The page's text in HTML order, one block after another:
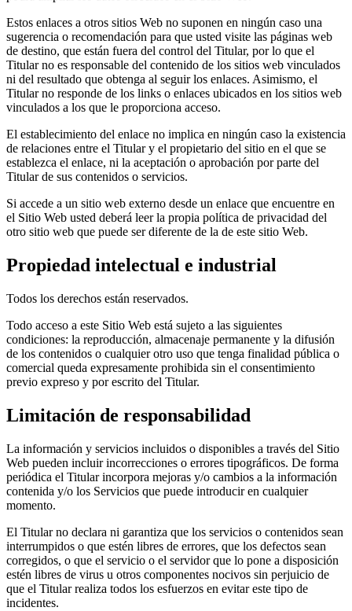
Estos enlaces a otros sitios Web no suponen en ningún caso una
sugerencia o recomendación para que usted visite las páginas web
de destino, que están fuera del control del Titular, por lo que el
Titular no es responsable del contenido de los sitios web vinculados
ni del resultado que obtenga al seguir los enlaces. Asimismo, el
Titular no responde de los links o enlaces ubicados en los sitios web
vinculados a los que le proporciona acceso.
El establecimiento del enlace no implica en ningún caso la existencia
de relaciones entre el Titular y el propietario del sitio en el que se
establezca el enlace, ni la aceptación o aprobación por parte del
Titular de sus contenidos o servicios.
Si accede a un sitio web externo desde un enlace que encuentre en
el Sitio Web usted deberá leer la propia política de privacidad del
otro sitio web que puede ser diferente de la de este sitio Web.
Propiedad intelectual e industrial
Todos los derechos están reservados.
Todo acceso a este Sitio Web está sujeto a las siguientes
condiciones: la reproducción, almacenaje permanente y la difusión
de los contenidos o cualquier otro uso que tenga finalidad pública o
comercial queda expresamente prohibida sin el consentimiento
previo expreso y por escrito del Titular.
Limitación de responsabilidad
La información y servicios incluidos o disponibles a través del Sitio
Web pueden incluir incorrecciones o errores tipográficos. De forma
periódica el Titular incorpora mejoras y/o cambios a la información
contenida y/o los Servicios que puede introducir en cualquier
momento.
El Titular no declara ni garantiza que los servicios o contenidos sean
interrumpidos o que estén libres de errores, que los defectos sean
corregidos, o que el servicio o el servidor que lo pone a disposición
estén libres de virus u otros componentes nocivos sin perjuicio de
que el Titular realiza todos los esfuerzos en evitar este tipo de
incidentes.